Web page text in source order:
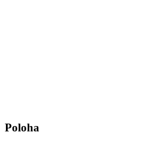
Poloha